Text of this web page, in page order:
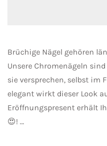
Brüchige Nägel gehören
Unsere Chromenägeln
sie versprechen, selbst im
elegant wirkt dieser Look
Eröffnungspresent erhält
😍! …